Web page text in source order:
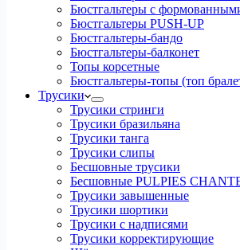
Бюстгальтеры с
Бюстгальтеры PUSH-UP
Бюстгальтеры-бандо
Бюстгальтеры-балконет
Топы корсетные
Бюстгальтеры-топы (топ
Трусики
Трусики стринги
Трусики бразильяна
Трусики танга
Трусики слипы
Бесшовные трусики
Бесшовные PULPIES
Трусики завышенные
Трусики шортики
Трусики с надписями
Трусики корректирующие